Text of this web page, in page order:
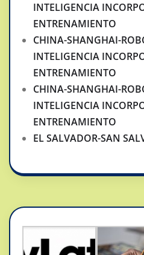
INTELIGENCIA
ENTRENAMIENTO
CHINA-SHANGHAI-
INTELIGENCIA
ENTRENAMIENTO
CHINA-SHANGHAI-
INTELIGENCIA
ENTRENAMIENTO
EL SALVADOR-SAN